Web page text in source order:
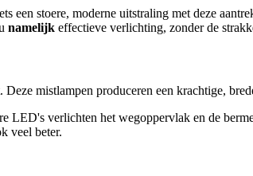
een stoere, moderne uitstraling met deze
namelijk effectieve verlichting, zonder de
mistlampen produceren een krachtige,
LED's verlichten het wegoppervlak en de
veel beter.